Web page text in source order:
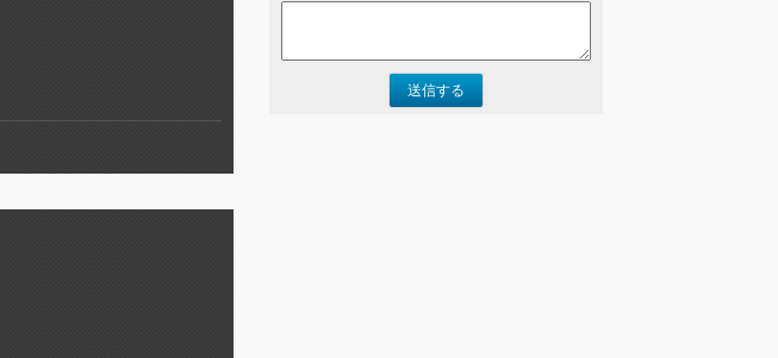
送信する